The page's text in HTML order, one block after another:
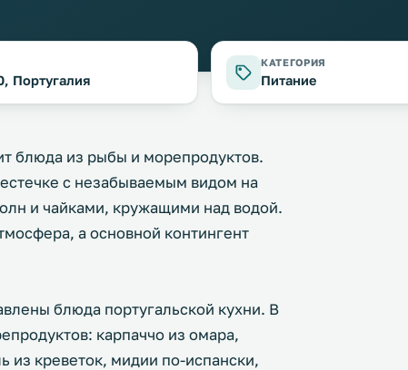
Португалия
КАТЕГОРИЯ
Питание
блюда из рыбы и морепродуктов.
с незабываемым видом на
и чайками, кружащими над водой.
а основной контингент
блюда португальской кухни. В
карпаччо из омара,
из креветок, мидии по-испански,